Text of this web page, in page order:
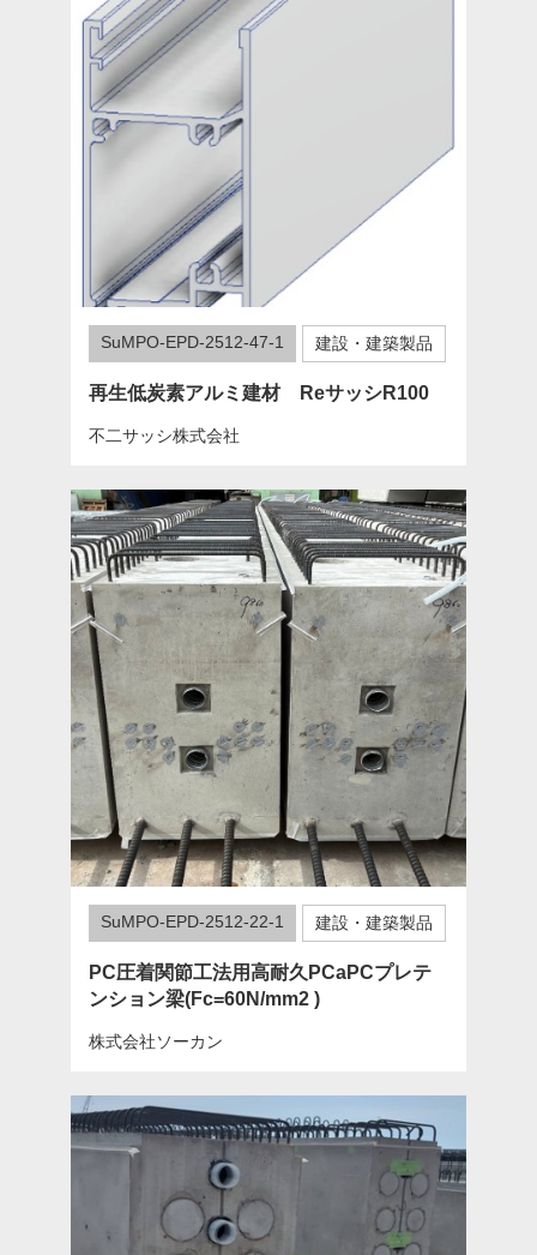
SuMPO-EPD-2512-47-1 建設・建築製品
再生低炭素アルミ建材 ReサッシR100
不二サッシ株式会社
SuMPO-EPD-2512-22-1 建設・建築製品
PC圧着関節工法用高耐久PCaPCプレテ
ンション梁(Fc=60N/mm2 )
株式会社ソーカン